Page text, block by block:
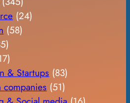
(24)
(58)
& Startups (83)
companies (51)